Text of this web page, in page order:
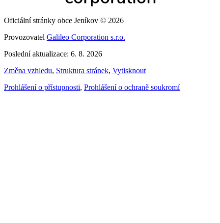
Oficiální stránky obce Jeníkov © 2026
Provozovatel Galileo Corporation s.r.o.
Poslední aktualizace: 6. 8. 2026
Změna vzhledu, Struktura stránek, Vytisknout
Prohlášení o přístupnosti, Prohlášení o ochraně soukromí